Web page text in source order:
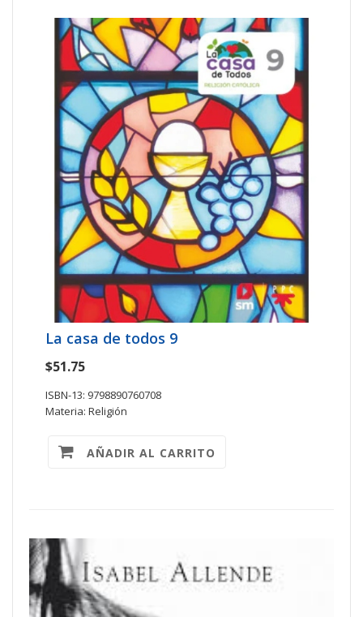
La casa de todos 9
$51.75
ISBN-13: 9798890760708
Materia: Religión
AÑADIR AL CARRITO